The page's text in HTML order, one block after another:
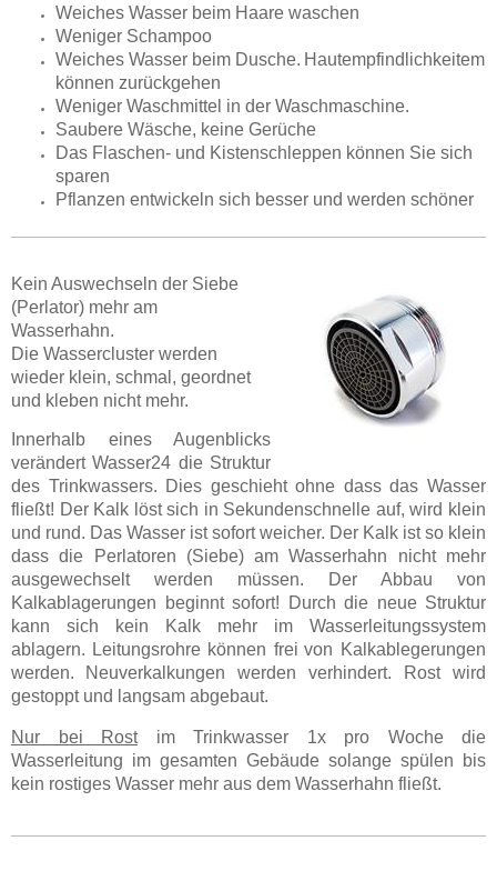
Weiches Wasser beim Haare waschen
Weniger Schampoo
Weiches Wasser beim Dusche. Hautempfindlichkeitem
können zurückgehen
Weniger Waschmittel in der Waschmaschine.
Saubere Wäsche, keine Gerüche
Das Flaschen- und Kistenschleppen können Sie sich
sparen
Pflanzen entwickeln sich besser und werden schöner
Kein Auswechseln der Siebe
(Perlator) mehr am
Wasserhahn.
Die Wassercluster werden
wieder klein, schmal, geordnet
und kleben nicht mehr.
Innerhalb eines Augenblicks
verändert Wasser24 die Struktur
des Trinkwassers. Dies geschieht ohne dass das Wasser
fließt! Der Kalk löst sich in Sekundenschnelle auf, wird klein
und rund. Das Wasser ist sofort weicher. Der Kalk ist so klein
dass die Perlatoren (Siebe) am Wasserhahn nicht mehr
ausgewechselt werden müssen.
Der Abbau von
Kalkablagerungen beginnt sofort! Durch die neue Struktur
kann sich kein Kalk mehr im Wasserleitungssystem
ablagern. Leitungsrohre können frei von Kalkablegerungen
werden.
Neuverkalkungen werden verhindert. Rost wird
gestoppt und langsam abgebaut.
Nur bei Rostim Trinkwasser 1x pro Woche die
Wasserleitung im gesamten Gebäude solange spülen bis
kein rostiges Wasser mehr aus dem Wasserhahn fließt.